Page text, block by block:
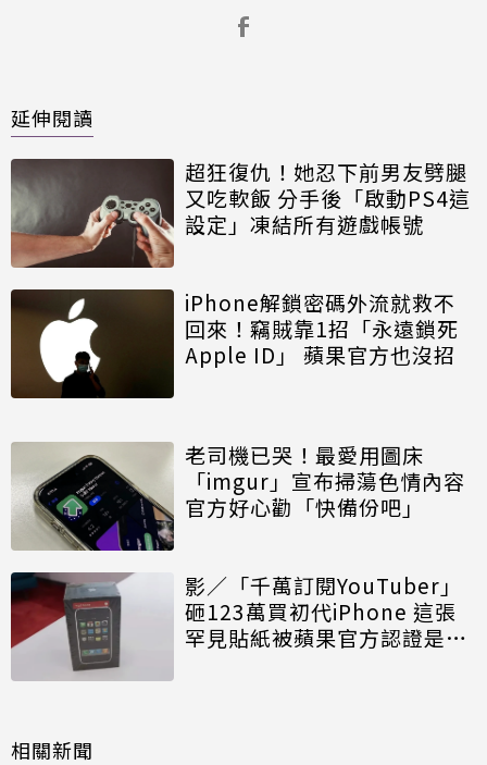
延伸閱讀
超狂復仇！她忍下前男友劈腿
又吃軟飯 分手後「啟動PS4這
設定」凍結所有遊戲帳號
iPhone解鎖密碼外流就救不
回來！竊賊靠1招「永遠鎖死
Apple ID」 蘋果官方也沒招
老司機已哭！最愛用圖床
「imgur」宣布掃蕩色情內容
官方好心勸「快備份吧」
影／「千萬訂閱YouTuber」
砸123萬買初代iPhone 這張
罕見貼紙被蘋果官方認證是真
相關新聞